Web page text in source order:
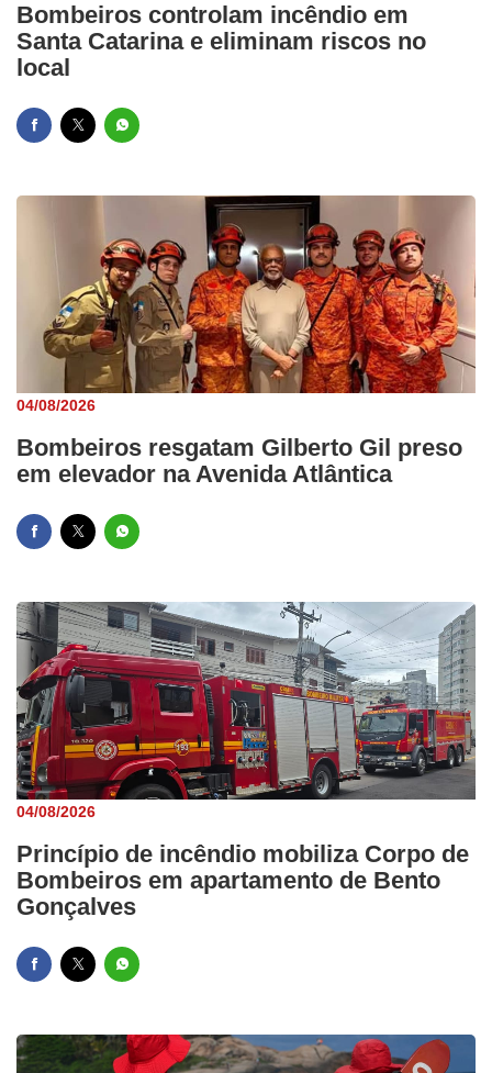
Bombeiros controlam incêndio em
Santa Catarina e eliminam riscos no
local
04/08/2026
Bombeiros resgatam Gilberto Gil preso
em elevador na Avenida Atlântica
04/08/2026
Princípio de incêndio mobiliza Corpo de
Bombeiros em apartamento de Bento
Gonçalves